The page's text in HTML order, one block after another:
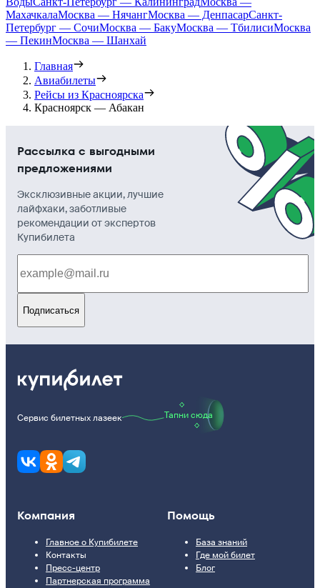
МахачкалаМосква — НячангМосква — ДенпасарСанкт-
Петербург — СочиМосква — БакуМосква — ТбилисиМосква
— ПекинМосква — Шанхай
Главная
Авиабилеты
Рейсы из Красноярска
Красноярск — Абакан
Рассылка с выгодными
предложениями
Эксклюзивные акции, лучшие
лайфхаки, заботливые
рекомендации от экспертов
Купибилета
Подписаться
Сервис билетных лазеек Тапни сюда
Компания
Главное о Купибилете
Контакты
Пресс-центр
Партнерская программа
Помощь
База знаний
Где мой билет
Блог